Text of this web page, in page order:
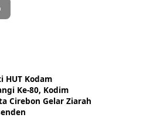
HUT Kodam
Ke-80, Kodim
Cirebon Gelar Ziarah